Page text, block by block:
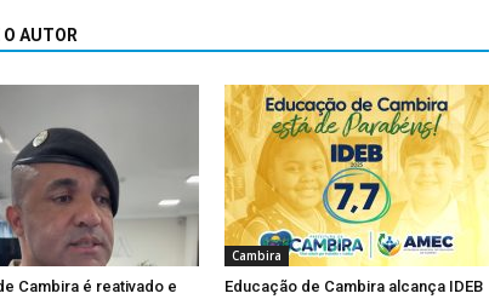
O AUTOR
Cambira é reativado e
Cambira
Educação de Cambira alcança IDEB